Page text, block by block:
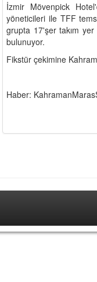
İzmir Mövenpick
yöneticileri ile TFF
grupta 17'şer takım
bulunuyor.
Fikstür çekimine
Haber: